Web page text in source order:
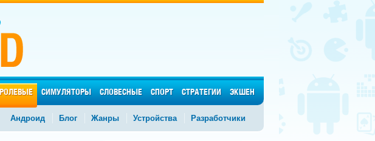
РОЛЕВЫЕ СИМУЛЯТОРЫ СЛОВЕСНЫЕ СПОРТ СТРАТЕГИИ ЭКШЕН
Андроид Блог Жанры Устройства Разработчики